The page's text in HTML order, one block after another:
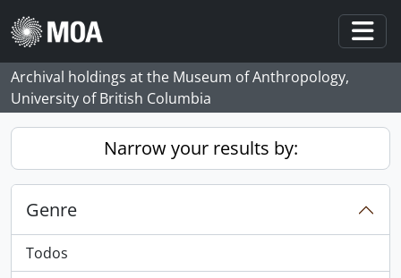
Skip to main content
Archival holdings at the Museum of Anthropology,
University of British Columbia
Narrow your results by:
Genre
Todos